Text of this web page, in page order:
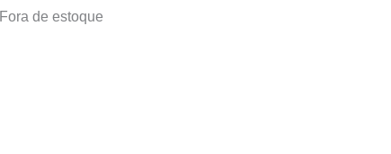
Fora de estoque